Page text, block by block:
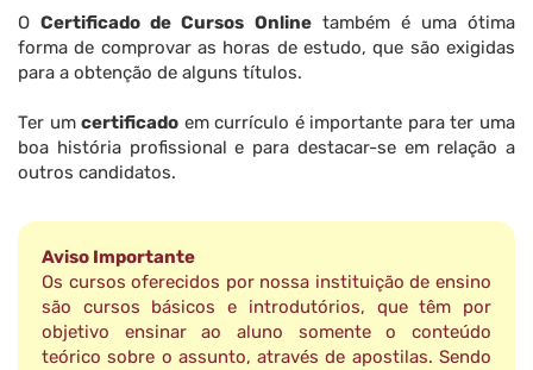
OCertificado de Cursos Onlinetambém é uma ótima
forma de comprovar as horas de estudo, que são exigidas
para a obtenção de alguns títulos.
Ter umcertificado em currículo é importante para ter uma
boa história profissional e para destacar-se em relação a
outros candidatos.
Aviso Importante
Os cursos oferecidos por nossa instituição de ensino
são cursos básicos e introdutórios, que têm por
objetivo ensinar ao aluno somente o conteúdo
teórico sobre o assunto, através de apostilas. Sendo